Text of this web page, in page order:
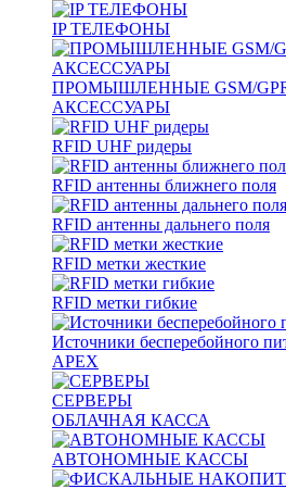
IP ТЕЛЕФОНЫ
ПРОМЫШЛЕННЫЕ GSM/
АКСЕССУАРЫ
RFID UHF ридеры
RFID антенны ближнего поля
RFID антенны дальнего поля
RFID метки жесткие
RFID метки гибкие
Источники бесперебойного
APEX
СЕРВЕРЫ
ОБЛАЧНАЯ КАССА
АВТОНОМНЫЕ КАССЫ